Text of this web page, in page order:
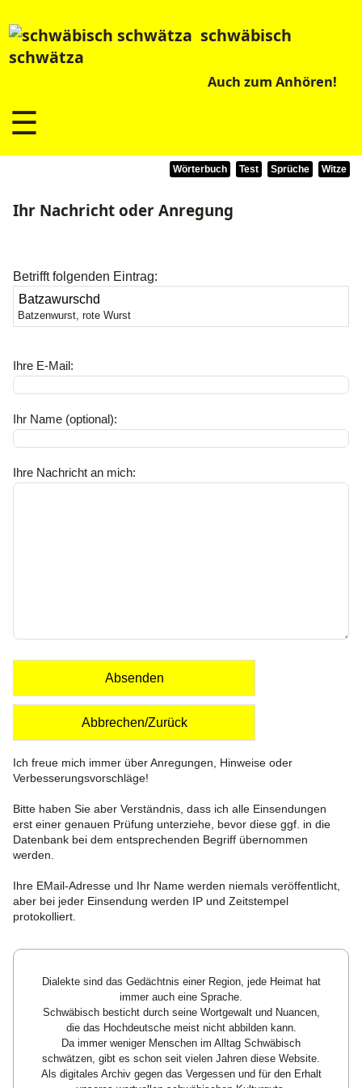
schwäbisch
schwätza
Auch zum Anhören!
☰
Wörterbuch Test Sprüche Witze
Ihr Nachricht oder Anregung
Betrifft folgenden Eintrag:
Batzenwurst, rote Wurst
Ihre E-Mail:
Ihr Name (optional):
Ihre Nachricht an mich:
Absenden
Abbrechen/Zurück
Ich freue mich immer über Anregungen, Hinweise oder
Verbesserungsvorschläge!
Bitte haben Sie aber Verständnis, dass ich alle Einsendungen
erst einer genauen Prüfung unterziehe, bevor diese ggf. in die
Datenbank bei dem entsprechenden Begriff übernommen
werden.
Ihre EMail-Adresse und Ihr Name werden niemals veröffentlicht,
aber bei jeder Einsendung werden IP und Zeitstempel
protokolliert.
Dialekte sind das Gedächtnis einer Region, jede Heimat hat
immer auch eine Sprache.
Schwäbisch besticht durch seine Wortgewalt und Nuancen,
die das Hochdeutsche meist nicht abbilden kann.
Da immer weniger Menschen im Alltag Schwäbisch
schwätzen, gibt es schon seit vielen Jahren diese Website.
Als digitales Archiv gegen das Vergessen und für den Erhalt